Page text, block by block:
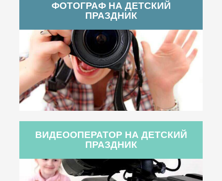
ФОТОГРАФ НА ДЕТСКИЙ
ПРАЗДНИК
ВИДЕООПЕРАТОР НА ДЕТСКИЙ
ПРАЗДНИК